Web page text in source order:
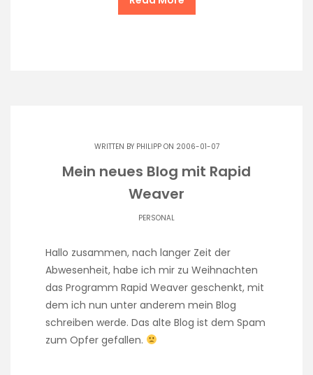
WRITTEN BY PHILIPPON 2006-01-07
Mein neues Blog mit Rapid
Weaver
PERSONAL
Hallo zusammen, nach langer Zeit der
Abwesenheit, habe ich mir zu Weihnachten
das Programm Rapid Weaver geschenkt, mit
dem ich nun unter anderem mein Blog
schreiben werde. Das alte Blog ist dem Spam
zum Opfer gefallen.